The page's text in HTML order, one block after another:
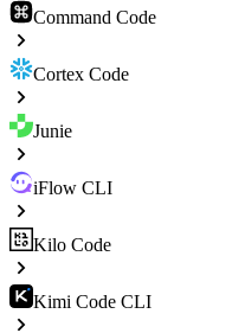
Command Code
Cortex Code
Junie
iFlow CLI
Kilo Code
Kimi Code CLI